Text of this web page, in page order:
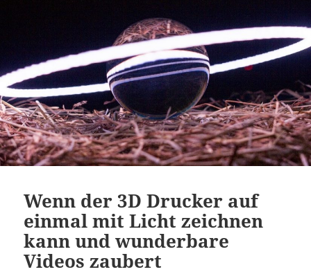
Wenn der 3D Drucker auf
einmal mit Licht zeichnen
kann und wunderbare
Videos zaubert